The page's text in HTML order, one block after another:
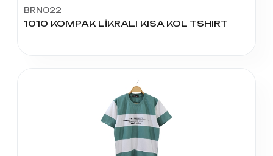
BRN022
1010 KOMPAK LİKRALI KISA KOL TSHIRT